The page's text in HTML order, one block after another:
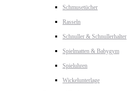
Schmusetücher
Rasseln
Schnuller & Schnullerhalter
Spielmatten & Babygym
Spieluhren
Wickelunterlage